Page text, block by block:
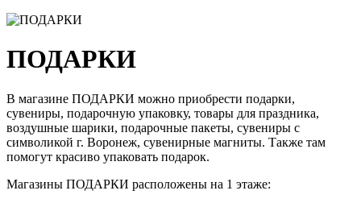
ПОДАРКИ
В магазине ПОДАРКИ можно приобрести подарки,
сувениры, подарочную упаковку, товары для праздника,
воздушные шарики, подарочные пакеты, сувениры с
символикой г. Воронеж, сувенирные магниты. Также там
помогут красиво упаковать подарок.
Магазины ПОДАРКИ расположены на 1 этаже: